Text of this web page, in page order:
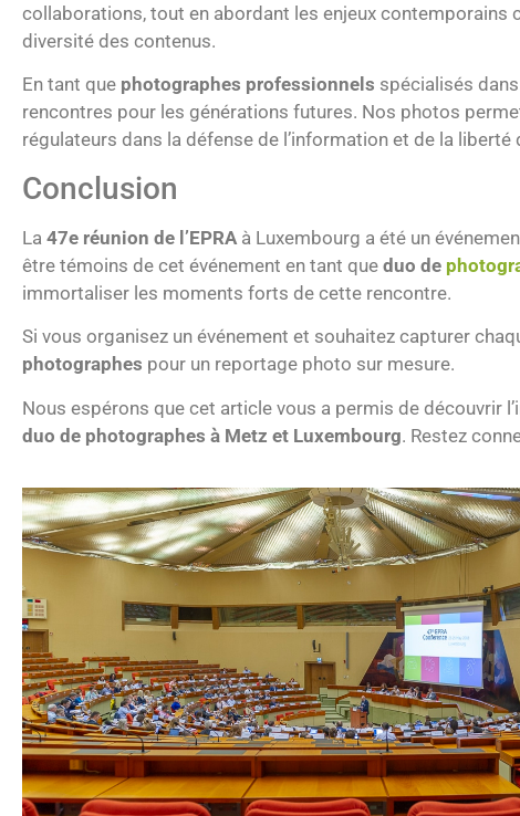
collaborations, tout en abordant les enjeux
diversité des contenus.
En tant que photographes professionnels spécialisés
rencontres pour les générations futures. Nos photos
régulateurs dans la défense de l’information et de la liberté
Conclusion
La 47e réunion de l’EPRA à Luxembourg a été un
être témoins de cet événement en tant que duo de
immortaliser les moments forts de cette rencontre.
Si vous organisez un événement et souhaitez capturer
photographes pour un reportage photo sur mesure.
Nous espérons que cet article vous a permis de découvrir
duo de photographes à Metz et Luxembourg. Restez